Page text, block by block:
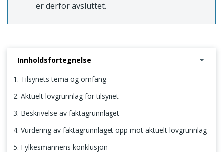
er derfor avsluttet.
Innholdsfortegnelse
1. Tilsynets tema og omfang
2. Aktuelt lovgrunnlag for tilsynet
3. Beskrivelse av faktagrunnlaget
4. Vurdering av faktagrunnlaget opp mot aktuelt lovgrunnlag
5. Fylkesmannens konklusjon